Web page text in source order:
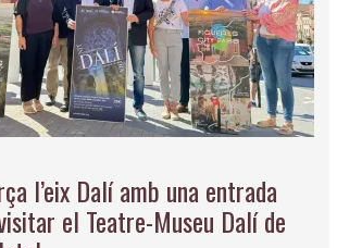
l’eix Dalí amb una entrada
el Teatre-Museu Dalí de